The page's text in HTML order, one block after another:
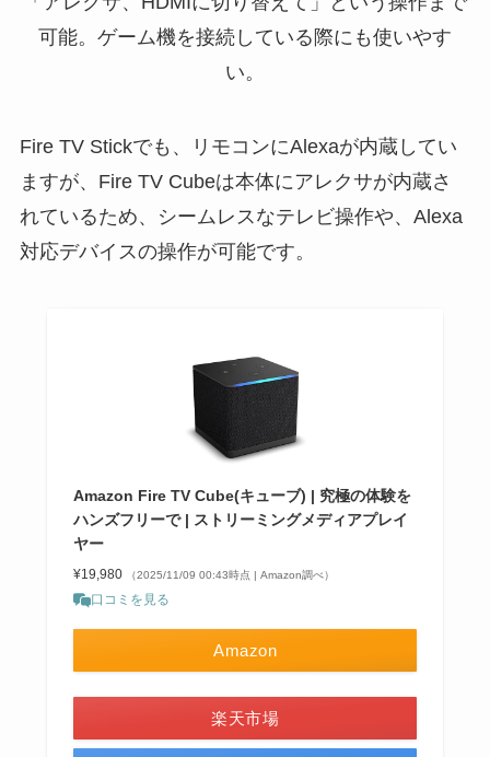
可能。ゲーム機を接続している際にも使いやす
い。
Fire TV Stickでも、リモコンにAlexaが内蔵してい
ますが、Fire TV Cubeは本体にアレクサが内蔵さ
れているため、シームレスなテレビ操作や、Alexa
対応デバイスの操作が可能です。
Amazon Fire TV Cube(キューブ) | 究極の体験を
ハンズフリーで | ストリーミングメディアプレイ
ヤー
¥19,980 （2025/11/09 00:43時点 | Amazon調べ）
口コミを見る
Amazon
楽天市場